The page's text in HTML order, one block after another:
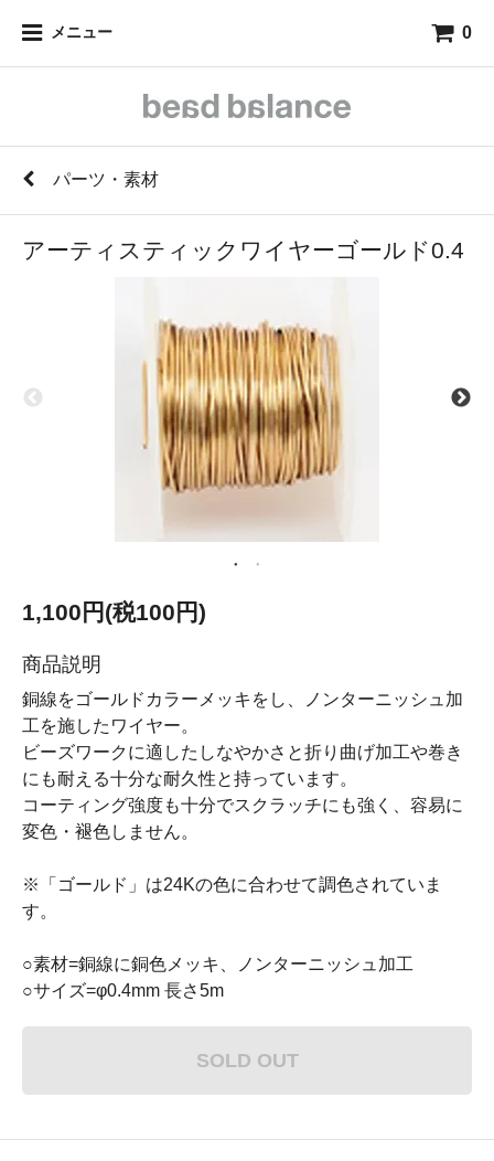
メニュー 0
パーツ・素材
アーティスティックワイヤーゴールド0.4
1,100円(税100円)
商品説明
銅線をゴールドカラーメッキをし、ノンターニッシュ加
工を施したワイヤー。
ビーズワークに適したしなやかさと折り曲げ加工や巻き
にも耐える十分な耐久性と持っています。
コーティング強度も十分でスクラッチにも強く、容易に
変色・褪色しません。
※「ゴールド」は24Kの色に合わせて調色されていま
す。
○素材=銅線に銅色メッキ、ノンターニッシュ加工
○サイズ=φ0.4mm 長さ5m
SOLD OUT